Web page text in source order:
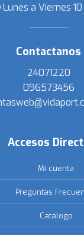
Lunes a Viernes 10
Contactanos
24071220
096573456
Accesos
Mi cuenta
Preguntas
Catálogo